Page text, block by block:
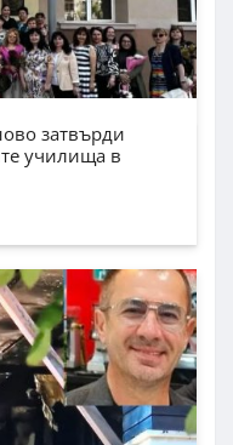
затвърди
училища в